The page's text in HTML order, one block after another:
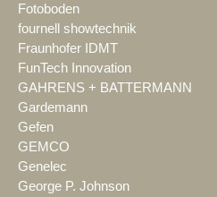
Fotoboden
fournell showtechnik
Fraunhofer IDMT
FunTech Innovation
GAHRENS + BATTERMANN
Gardemann
Gefen
GEMCO
Genelec
George P. Johnson